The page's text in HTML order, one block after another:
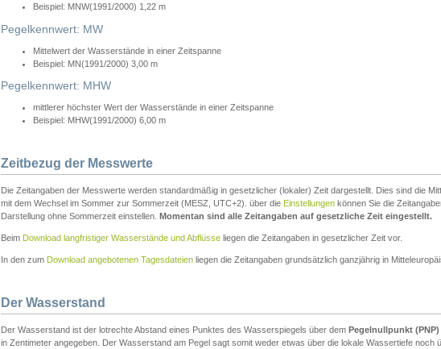
Beispiel: MNW(1991/2000) 1,22 m
Pegelkennwert: MW
Mittelwert der Wasserstände in einer Zeitspanne
Beispiel: MN(1991/2000) 3,00 m
Pegelkennwert: MHW
mittlerer höchster Wert der Wasserstände in einer Zeitspanne
Beispiel: MHW(1991/2000) 6,00 m
Zeitbezug der Messwerte
Die Zeitangaben der Messwerte werden standardmäßig in gesetzlicher (lokaler) Zeit dargestellt. Dies sind die
mit dem Wechsel im Sommer zur Sommerzeit (MESZ, UTC+2). über die Einstellungen können Sie die
Darstellung ohne Sommerzeit einstellen. Momentan sind alle Zeitangaben auf gesetzliche Zeit eingestellt.
Beim Download langfristiger Wasserstände und Abflüsse liegen die Zeitangaben in gesetzlicher Zeit vor.
In den zum Download angebotenen Tagesdateien liegen die Zeitangaben grundsätzlich ganzjährig in
Der Wasserstand
Der Wasserstand ist der lotrechte Abstand eines Punktes des Wasserspiegels über dem Pegelnullpunkt (PNP)
in Zentimeter angegeben. Der Wasserstand am Pegel sagt somit weder etwas über die lokale Wassertiefe noch